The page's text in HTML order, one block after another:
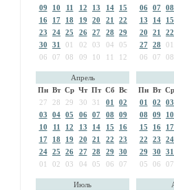
09
10 11 12 13 14
15
16
17 18 19 20 21
22
23
24 25 26 27 28
29
30
31 01 02 03 04
05
06
07 08 09 10 11 12
06
07 08
13
14
15
20
21
22
27
28
01
06
07 08
Апрель
Пн Вт Ср Чт Пт Сб Вс
27
28 29 30 31 01
02
03
04 05 06 07 08
09
10
11 12 13 14 15
16
17
18 19 20 21 22
23
24
25 26 27 28 29
30
01
02 03 04 05 06 07
Пн Вт Ср
01
02
03
08
09
10
15
16
17
22
23
24
29
30
31
05
06 07
Июль